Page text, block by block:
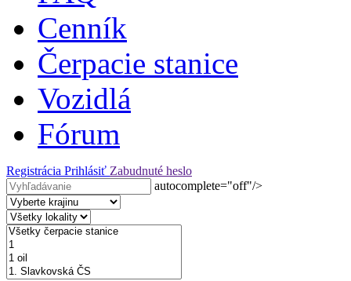
Cenník
Čerpacie stanice
Vozidlá
Fórum
Registrácia Prihlásiť Zabudnuté heslo
autocomplete="off"/>